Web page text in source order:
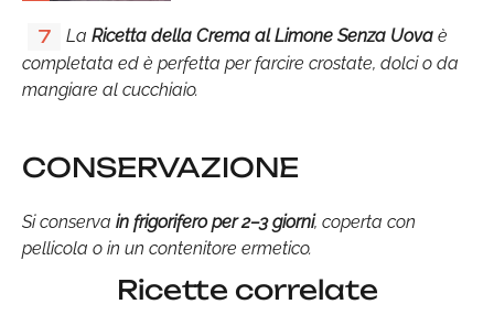
7 La Ricetta della Crema al Limone Senza Uova è
completata ed è perfetta per farcire crostate, dolci o da
mangiare al cucchiaio.
CONSERVAZIONE
Si conserva in frigorifero per 2–3 giorni, coperta con
pellicola o in un contenitore ermetico.
Ricette correlate